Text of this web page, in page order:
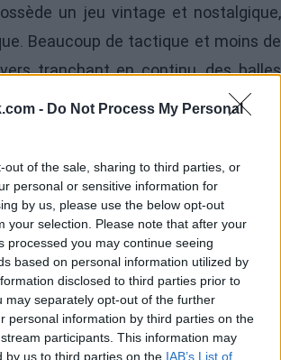
- Do Not Process My Personal
out of the sale, sharing to third parties, or
personal or sensitive information for
by us, please use the below opt-out
your selection. Please note that after your
processed you may continue seeing
based on personal information utilized by
disclosed to third parties prior to
may separately opt-out of the further
personal information by third parties on the
participants. This information may
by us to third parties on the IAB’s List of
un jeu vintage et nostalgique,
Beaucoup de tactique et moins de
tranchant en continu, des balles
qui étouffent l'adversaire. Ce type de
aussi répandu de nos jours où la
Polonaise, présente en demi-finales
le jeu. Toujours une balle de plus,
Schneider, malgré le fait qu'elle
meilleur tennis de sa carrière.
du premier set, et malgré une petite
break, elle reprend sa routine, à savoir